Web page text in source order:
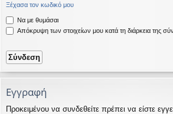
Ξέχασα τον κωδικό μου
Να με θυμάσαι
Απόκρυψη των στοιχείων μου κατά τη διάρκεια της
Εγγραφή
Προκειμένου να συνδεθείτε πρέπει να είστε